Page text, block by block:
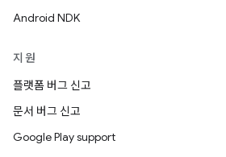
Android NDK
지원
플랫폼 버그 신고
문서 버그 신고
Google Play support